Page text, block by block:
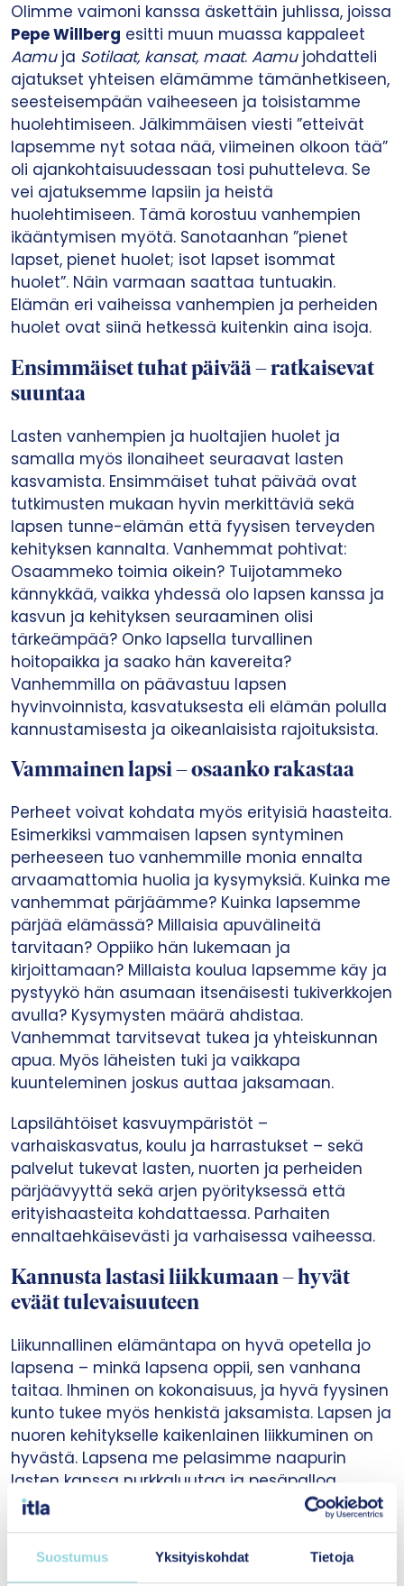
Suostumus Yksityiskohdat Tietoja
Olimme vaimoni kanssa äskettäin juhlissa, joissa
Pepe Willberg esitti muun muassa kappaleet
Aamuja Sotilaat, kansat, maat. Aamujohdatteli
ajatukset yhteisen elämämme tämänhetkiseen,
seesteisempään vaiheeseen ja toisistamme
huolehtimiseen. Jälkimmäisen viesti ”etteivät
lapsemme nyt sotaa nää, viimeinen olkoon tää”
oli ajankohtaisuudessaan tosi puhutteleva. Se
vei ajatuksemme lapsiin ja heistä
huolehtimiseen. Tämä korostuu vanhempien
ikääntymisen myötä. Sanotaanhan ”pienet
lapset, pienet huolet; isot lapset isommat
huolet”. Näin varmaan saattaa tuntuakin.
Elämän eri vaiheissa vanhempien ja perheiden
huolet ovat siinä hetkessä kuitenkin aina isoja.
Ensimmäiset tuhat päivää – ratkaisevat
suuntaa
Lasten vanhempien ja huoltajien huolet ja
samalla myös ilonaiheet seuraavat lasten
kasvamista. Ensimmäiset tuhat päivää ovat
tutkimusten mukaan hyvin merkittäviä sekä
lapsen tunne-elämän että fyysisen terveyden
kehityksen kannalta. Vanhemmat pohtivat:
Osaammeko toimia oikein? Tuijotammeko
kännykkää, vaikka yhdessä olo lapsen kanssa ja
kasvun ja kehityksen seuraaminen olisi
tärkeämpää? Onko lapsella turvallinen
hoitopaikka ja saako hän kavereita?
Vanhemmilla on päävastuu lapsen
hyvinvoinnista, kasvatuksesta eli elämän polulla
kannustamisesta ja oikeanlaisista rajoituksista.
Vammainen lapsi – osaanko rakastaa
Perheet voivat kohdata myös erityisiä haasteita.
Esimerkiksi vammaisen lapsen syntyminen
perheeseen tuo vanhemmille monia ennalta
arvaamattomia huolia ja kysymyksiä. Kuinka me
vanhemmat pärjäämme? Kuinka lapsemme
pärjää elämässä? Millaisia apuvälineitä
tarvitaan? Oppiiko hän lukemaan ja
kirjoittamaan? Millaista koulua lapsemme käy ja
pystyykö hän asumaan itsenäisesti tukiverkkojen
avulla? Kysymysten määrä ahdistaa.
Vanhemmat tarvitsevat tukea ja yhteiskunnan
apua. Myös läheisten tuki ja vaikkapa
kuunteleminen joskus auttaa jaksamaan.
Lapsilähtöiset kasvuympäristöt –
varhaiskasvatus, koulu ja harrastukset – sekä
palvelut tukevat lasten, nuorten ja perheiden
pärjäävyyttä sekä arjen pyörityksessä että
erityishaasteita kohdattaessa. Parhaiten
ennaltaehkäisevästi ja varhaisessa vaiheessa.
Kannusta lastasi liikkumaan – hyvät
eväät tulevaisuuteen
Liikunnallinen elämäntapa on hyvä opetella jo
lapsena – minkä lapsena oppii, sen vanhana
taitaa. Ihminen on kokonaisuus, ja hyvä fyysinen
kunto tukee myös henkistä jaksamista. Lapsen ja
nuoren kehitykselle kaikenlainen liikkuminen on
hyvästä. Lapsena me pelasimme naapurin
lasten kanssa nurkkaluutaa ja pesäpalloa.
Liikuttiin ja oltiin ulkona. Tänään annetaan
suosituksia, joiden mukaan tulisi liikkua ainakin
tunti päivässä. Oppimisen näkökulmasta
tarkkaavaisuus paranee, keskittyminen